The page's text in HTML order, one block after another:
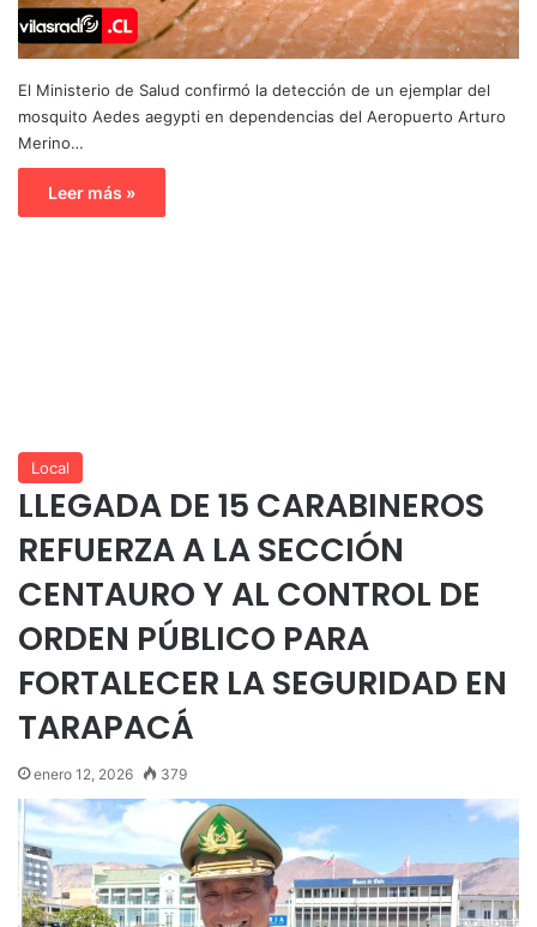
El Ministerio de Salud confirmó la detección de un ejemplar del
mosquito Aedes aegypti en dependencias del Aeropuerto Arturo
Merino…
Leer más »
Local
LLEGADA DE 15 CARABINEROS
REFUERZA A LA SECCIÓN
CENTAURO Y AL CONTROL DE
ORDEN PÚBLICO PARA
FORTALECER LA SEGURIDAD EN
TARAPACÁ
enero 12, 2026 379